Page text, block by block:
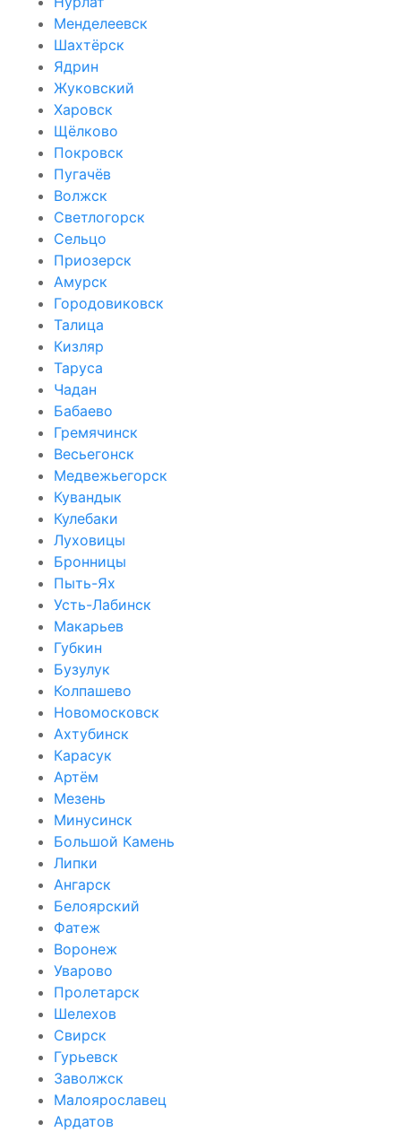
Менделеевск
Шахтёрск
Ядрин
Жуковский
Харовск
Щёлково
Покровск
Пугачёв
Волжск
Светлогорск
Сельцо
Приозерск
Амурск
Городовиковск
Талица
Кизляр
Таруса
Чадан
Бабаево
Гремячинск
Весьегонск
Медвежьегорск
Кувандык
Кулебаки
Луховицы
Бронницы
Пыть-Ях
Усть-Лабинск
Макарьев
Губкин
Бузулук
Колпашево
Новомосковск
Ахтубинск
Карасук
Артём
Мезень
Минусинск
Большой Камень
Липки
Ангарск
Белоярский
Фатеж
Воронеж
Уварово
Пролетарск
Шелехов
Свирск
Гурьевск
Заволжск
Малоярославец
Ардатов